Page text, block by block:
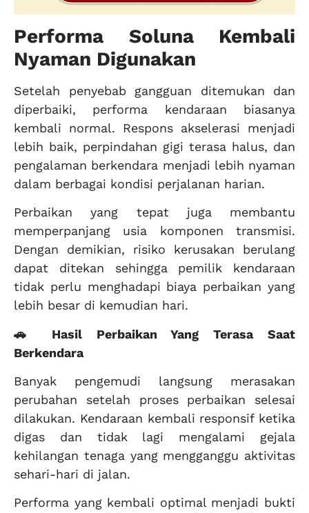
Performa Soluna Kembali
Nyaman Digunakan
Setelah penyebab gangguan ditemukan dan
diperbaiki, performa kendaraan biasanya
kembali normal. Respons akselerasi menjadi
lebih baik, perpindahan gigi terasa halus, dan
pengalaman berkendara menjadi lebih nyaman
dalam berbagai kondisi perjalanan harian.
Perbaikan yang tepat juga membantu
memperpanjang usia komponen transmisi.
Dengan demikian, risiko kerusakan berulang
dapat ditekan sehingga pemilik kendaraan
tidak perlu menghadapi biaya perbaikan yang
lebih besar di kemudian hari.
🚗 Hasil Perbaikan Yang Terasa Saat
Berkendara
Banyak pengemudi langsung merasakan
perubahan setelah proses perbaikan selesai
dilakukan. Kendaraan kembali responsif ketika
digas dan tidak lagi mengalami gejala
kehilangan tenaga yang mengganggu aktivitas
sehari-hari di jalan.
Performa yang kembali optimal menjadi bukti